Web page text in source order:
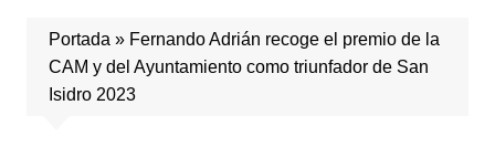
Portada » Fernando Adrián recoge el premio de la
CAM y del Ayuntamiento como triunfador de San
Isidro 2023